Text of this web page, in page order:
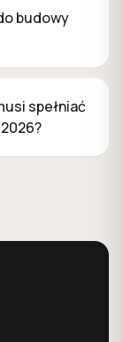
budowy
spełniać